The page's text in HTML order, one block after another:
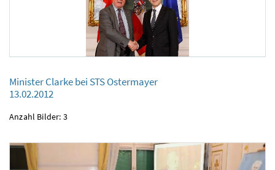
13.02.2012
Minister Clarke bei STS Ostermayer
13.02.2012
Anzahl Bilder: 3